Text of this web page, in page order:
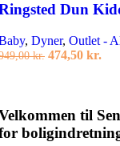
Dun
, Dyner, Outlet -
kr. Den
949,00 kr..
474,50 kr.
til